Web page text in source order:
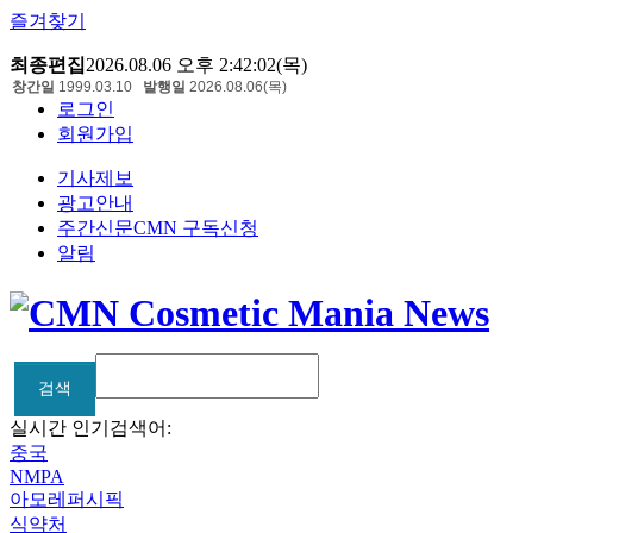
즐겨찾기
최종편집2026.08.06 오후 2:42:02(목)
로그인
회원가입
기사제보
광고안내
주간신문CMN 구독신청
알림
창간일 1999.03.10 발행일 2026.08.06(목)
검색
검색
실시간 인기검색어:
중국
NMPA
아모레퍼시픽
식약처